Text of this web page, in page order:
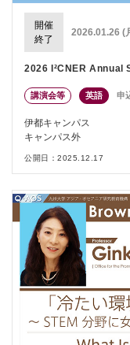
開催
終了
2026.01.26 (
2026 I²CNER Annual
講演会等 英語 申
伊都キャンパス
キャンパス外
公開日：2025.12.17